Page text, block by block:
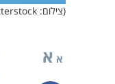
(צילום: shutterstock)
א א